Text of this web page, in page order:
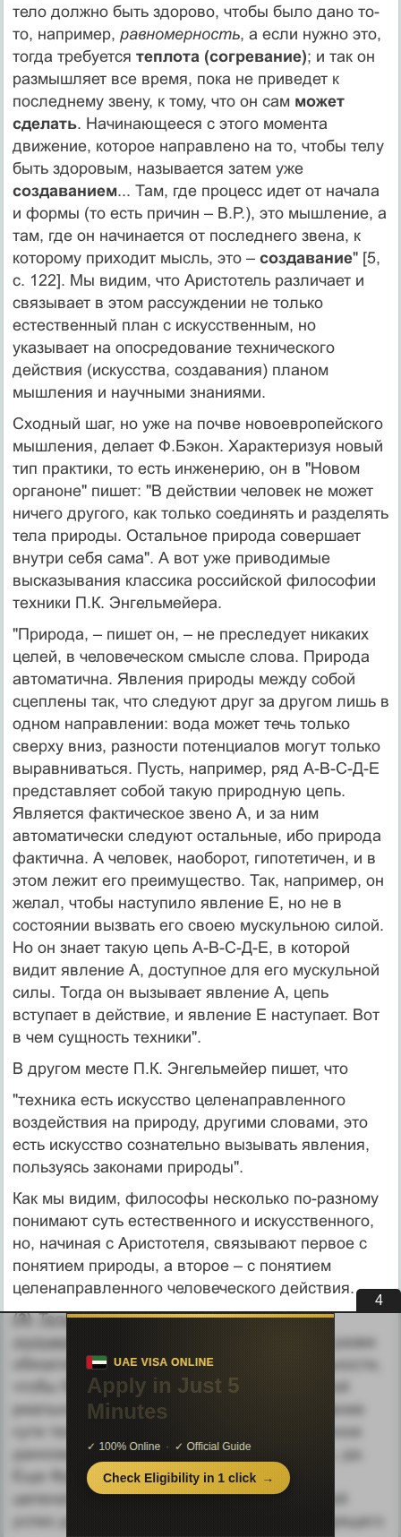
тело должно быть здорово, чтобы было дано то-
то, например, равномерность, а если нужно это,
тогда требуется теплота (согревание); и так он
размышляет все время, пока не приведет к
последнему звену, к тому, что он сам может
сделать. Начинающееся с этого момента
движение, которое направлено на то, чтобы телу
быть здоровым, называется затем уже
создаванием... Там, где процесс идет от начала
и формы (то есть причин – В.Р.), это мышление, а
там, где он начинается от последнего звена, к
которому приходит мысль, это – создавание" [5,
c. 122]. Мы видим, что Аристотель различает и
связывает в этом рассуждении не только
естественный план с искусственным, но
указывает на опосредование технического
действия (искусства, создавания) планом
мышления и научными знаниями.
Сходный шаг, но уже на почве новоевропейского
мышления, делает Ф.Бэкон. Характеризуя новый
тип практики, то есть инженерию, он в "Новом
органоне" пишет: "В действии человек не может
ничего другого, как только соединять и разделять
тела природы. Остальное природа совершает
внутри себя сама". А вот уже приводимые
высказывания классика российской философии
техники П.К. Энгельмейера.
"Природа, – пишет он, – не преследует никаких
целей, в человеческом смысле слова. Природа
автоматична. Явления природы между собой
сцеплены так, что следуют друг за другом лишь в
одном направлении: вода может течь только
сверху вниз, разности потенциалов могут только
выравниваться. Пусть, например, ряд А-В-С-Д-Е
представляет собой такую природную цепь.
Является фактическое звено А, и за ним
автоматически следуют остальные, ибо природа
фактична. А человек, наоборот, гипотетичен, и в
этом лежит его преимущество. Так, например, он
желал, чтобы наступило явление Е, но не в
состоянии вызвать его своею мускульною силой.
Но он знает такую цепь А-В-С-Д-Е, в которой
видит явление А, доступное для его мускульной
силы. Тогда он вызывает явление А, цепь
вступает в действие, и явление Е наступает. Вот
в чем сущность техники".
В другом месте П.К. Энгельмейер пишет, что
"техника есть искусство целенаправленного
воздействия на природу, другими словами, это
есть искусство сознательно вызывать явления,
пользуясь законами природы".
Как мы видим, философы несколько по-разному
понимают суть естественного и искусственного,
но, начиная с Аристотеля, связывают первое с
понятием природы, а второе – с понятием
целенаправленного человеческого действия.
(3) Теперь прокомментируем третье
положение
. На первый взгляд оно ложно: разве
обязательно осознание технической реальности,
чтобы быть техникой? Если под технической
реальностью понимать не объективное знание
сути техники, а понимание техники, доступное
данному времени и культуре, то, вероятно, да.
Еще Фред Бон предлагал различать
целенаправленную деятельность, в которой
успех достигается без прояснения руководящего
3